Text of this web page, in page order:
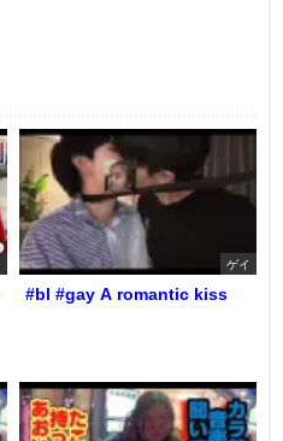
ゲイ
#bl #gay A romantic kiss